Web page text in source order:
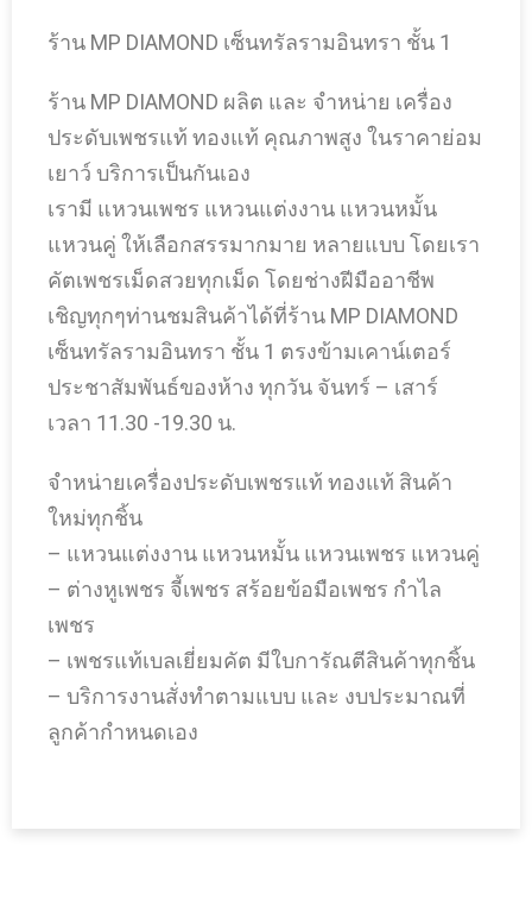
ร้าน MP DIAMOND เซ็นทรัลรามอินทรา ชั้น 1
ร้าน MP DIAMOND ผลิต และ จำหน่าย เครื่อง
ประดับเพชรแท้ ทองแท้ คุณภาพสูง ในราคาย่อม
เยาว์ บริการเป็นกันเอง
เรามี แหวนเพชร แหวนแต่งงาน แหวนหมั้น
แหวนคู่ ให้เลือกสรรมากมาย หลายแบบ โดยเรา
คัตเพชรเม็ดสวยทุกเม็ด โดยช่างฝีมืออาชีพ
เชิญทุกๆท่านชมสินค้าได้ที่ร้าน MP DIAMOND
เซ็นทรัลรามอินทรา ชั้น 1 ตรงข้ามเคาน์เตอร์
ประชาสัมพันธ์ของห้าง ทุกวัน จันทร์ – เสาร์
เวลา 11.30 -19.30 น.
จำหน่ายเครื่องประดับเพชรแท้ ทองแท้ สินค้า
ใหม่ทุกชิ้น
– แหวนแต่งงาน แหวนหมั้น แหวนเพชร แหวนคู่
– ต่างหูเพชร จี้เพชร สร้อยข้อมือเพชร กำไล
เพชร
– เพชรแท้เบลเยี่ยมคัต มีใบการัณตีสินค้าทุกชิ้น
– บริการงานสั่งทำตามแบบ และ งบประมาณที่
ลูกค้ากำหนดเอง